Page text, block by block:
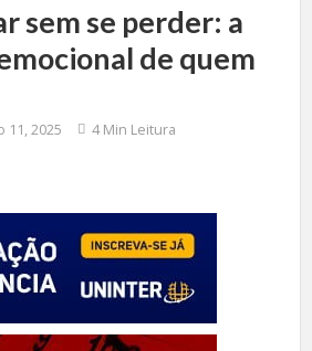
sem se perder: a
de quem
11, 2025 4 Min Leitura